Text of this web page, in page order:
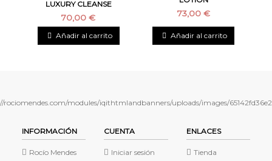
LUXURY CLEANSE
70,00 €
Añadir al carrito
73,00 €
Añadir al carrito
INFORMACIÓN
Rocío Mendes
CUENTA
Iniciar sesión
ENLACES
Tienda